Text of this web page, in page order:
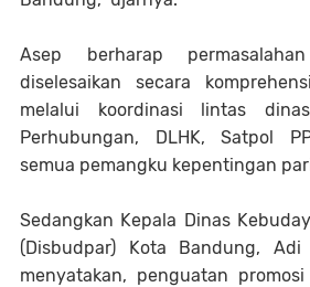
Asep berharap
diselesaikan secara
melalui koordinasi lintas
Perhubungan, DLHK, Satpol
semua pemangku kepentingan
Sedangkan Kepala Dinas
(Disbudpar) Kota Bandung,
menyatakan, penguatan